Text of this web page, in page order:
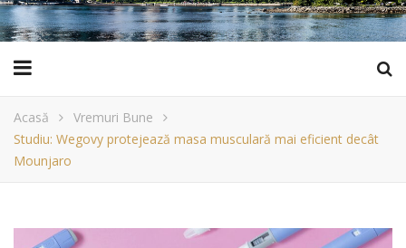
Acasă
Vremuri Bune
Studiu: Wegovy protejează masa musculară mai eficient decât
Mounjaro